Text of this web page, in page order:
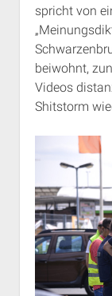
spricht von
beiwohnt,
Videos
Shitstorm